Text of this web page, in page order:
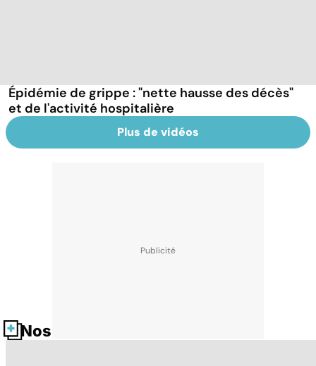
Épidémie de grippe : "nette hausse des décès"
et de l'activité hospitalière
Plus de vidéos
Nos fiches santé